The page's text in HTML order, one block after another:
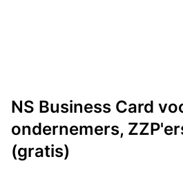
NS Business Card
ondernemers,
(gratis)